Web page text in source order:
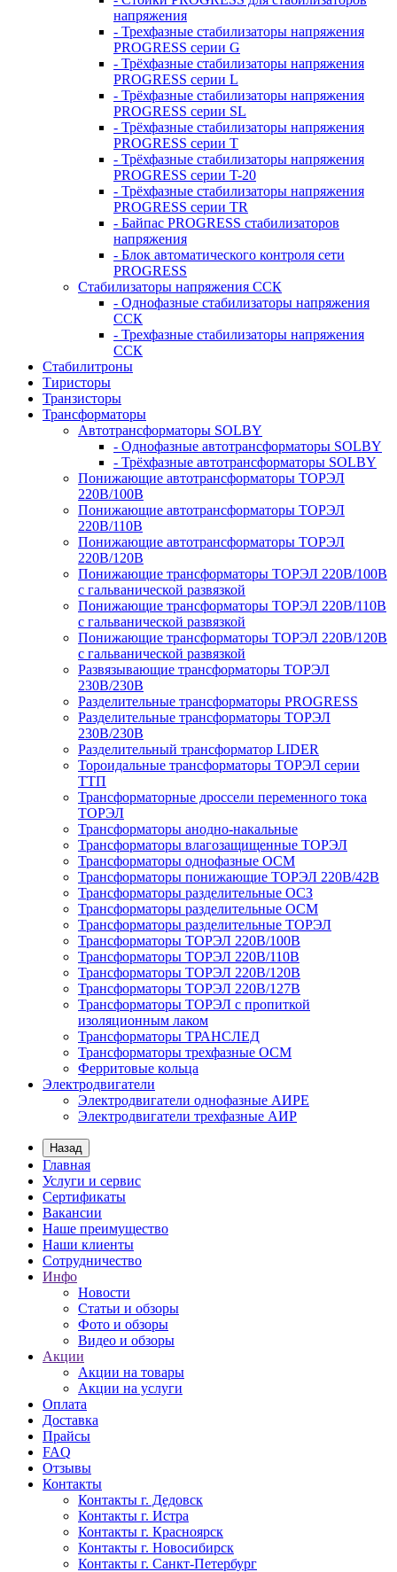
напряжения
- Трехфазные стабилизаторы напряжения
PROGRESS серии G
- Трёхфазные стабилизаторы напряжения
PROGRESS серии L
- Трёхфазные стабилизаторы напряжения
PROGRESS серии SL
- Трёхфазные стабилизаторы напряжения
PROGRESS серии T
- Трёхфазные стабилизаторы напряжения
PROGRESS серии T-20
- Трёхфазные стабилизаторы напряжения
PROGRESS серии TR
- Байпас PROGRESS стабилизаторов
напряжения
- Блок автоматического контроля сети
PROGRESS
Стабилизаторы напряжения ССК
- Однофазные стабилизаторы напряжения
ССК
- Трехфазные стабилизаторы напряжения
ССК
Стабилитроны
Тиристоры
Транзисторы
Трансформаторы
Автотрансформаторы SOLBY
- Однофазные автотрансформаторы SOLBY
- Трёхфазные автотрансформаторы SOLBY
Понижающие автотрансформаторы ТОРЭЛ
220В/100В
Понижающие автотрансформаторы ТОРЭЛ
220В/110В
Понижающие автотрансформаторы ТОРЭЛ
220В/120В
Понижающие трансформаторы ТОРЭЛ 220В/100В
с гальванической развязкой
Понижающие трансформаторы ТОРЭЛ 220В/110В
с гальванической развязкой
Понижающие трансформаторы ТОРЭЛ 220В/120В
с гальванической развязкой
Развязывающие трансформаторы ТОРЭЛ
230В/230В
Разделительные трансформаторы PROGRESS
Разделительные трансформаторы ТОРЭЛ
230В/230В
Разделительный трансформатор LIDER
Тороидальные трансформаторы ТОРЭЛ серии
ТТП
Трансформаторные дроссели переменного тока
ТОРЭЛ
Трансформаторы анодно-накальные
Трансформаторы влагозащищенные ТОРЭЛ
Трансформаторы однофазные ОСМ
Трансформаторы понижающие ТОРЭЛ 220В/42В
Трансформаторы разделительные ОСЗ
Трансформаторы разделительные ОСМ
Трансформаторы разделительные ТОРЭЛ
Трансформаторы ТОРЭЛ 220В/100В
Трансформаторы ТОРЭЛ 220В/110В
Трансформаторы ТОРЭЛ 220В/120В
Трансформаторы ТОРЭЛ 220В/127В
Трансформаторы ТОРЭЛ с пропиткой
изоляционным лаком
Трансформаторы ТРАНСЛЕД
Трансформаторы трехфазные ОСМ
Ферритовые кольца
Электродвигатели
Электродвигатели однофазные АИРЕ
Электродвигатели трехфазные АИР
Назад
Главная
Услуги и сервис
Сертификаты
Вакансии
Наше преимущество
Наши клиенты
Сотрудничество
Инфо
Новости
Статьи и обзоры
Фото и обзоры
Видео и обзоры
Акции
Акции на товары
Акции на услуги
Оплата
Доставка
Прайсы
FAQ
Отзывы
Контакты
Контакты г. Дедовск
Контакты г. Истра
Контакты г. Красноярск
Контакты г. Новосибирск
Контакты г. Санкт-Петербург